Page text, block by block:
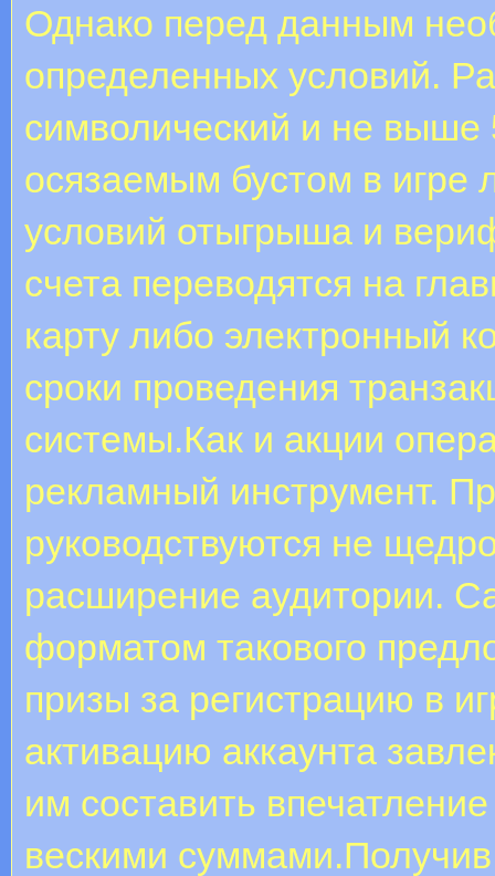
Однако перед данным
определенных условий.
символический и не выше
осязаемым бустом в игре
условий отыгрыша и
счета переводятся на
карту либо электронный
сроки проведения
системы.Как и акции
рекламный инструмент.
руководствуются не
расширение аудитории.
форматом такового
призы за регистрацию в
активацию аккаунта
им составить
вескими